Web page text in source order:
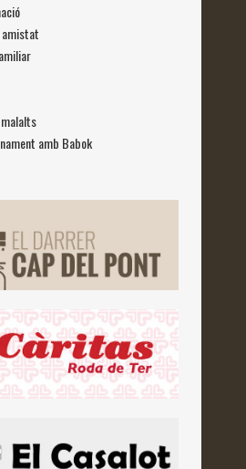
amb Babok